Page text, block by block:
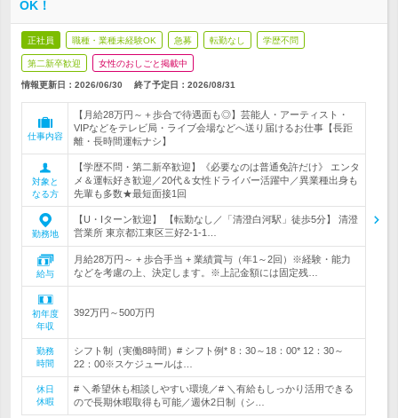
OK！
正社員 職種・業種未経験OK 急募 転勤なし 学歴不問
第二新卒歓迎 女性のおしごと掲載中
情報更新日：2026/06/30 終了予定日： 2026/08/31
仕事内容
【月給28万円～＋歩合で待遇面も◎】芸能人・アーティスト・
VIPなどをテレビ局・ライブ会場などへ送り届けるお仕事【長距
離・長時間運転ナシ】
対象と
なる方
【学歴不問・第二新卒歓迎】《必要なのは普通免許だけ》 エンタ
メ＆運転好き歓迎／20代＆女性ドライバー活躍中／異業種出身も
先輩も多数★最短面接1回
勤務地
【U・Iターン歓迎】 【転勤なし／「清澄白河駅」徒歩5分】 清澄
営業所 東京都江東区三好2-1-1…
給与
月給28万円～ + 歩合手当 + 業績賞与（年1～2回）※経験・能力
などを考慮の上、決定します。※上記金額には固定残…
初年度
年収
392万円～500万円
勤務
時間
シフト制（実働8時間）# シフト例* 8：30～18：00* 12：30～
22：00※スケジュールは…
休日
休暇
# ＼希望休も相談しやすい環境／# ＼有給もしっかり活用できる
ので長期休暇取得も可能／週休2日制（シ…